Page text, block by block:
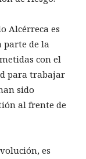
Alcérreca es
parte de la
con el
para trabajar
sido
al frente de
es